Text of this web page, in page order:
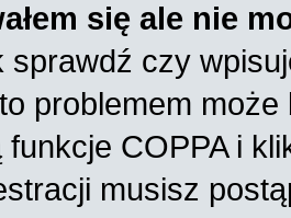
się ale nie
sprawdź czy
problemem
funkcje COPPA i
musisz